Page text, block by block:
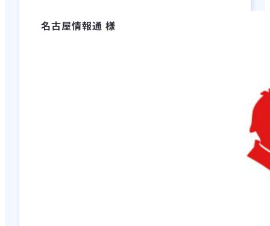
名古屋情報通 様